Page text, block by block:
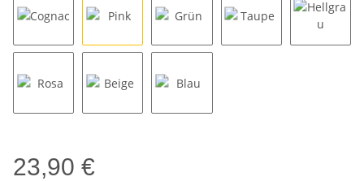
Cognac Pink Grün
23,90 €